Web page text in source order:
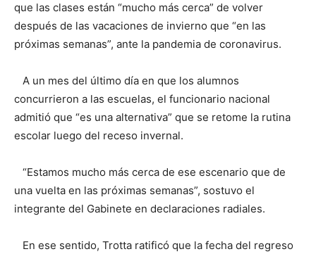
que las clases están “mucho más cerca” de volver
después de las vacaciones de invierno que “en las
próximas semanas”, ante la pandemia de coronavirus.
A un mes del último día en que los alumnos
concurrieron a las escuelas, el funcionario nacional
admitió que “es una alternativa” que se retome la rutina
escolar luego del receso invernal.
“Estamos mucho más cerca de ese escenario que de
una vuelta en las próximas semanas”, sostuvo el
integrante del Gabinete en declaraciones radiales.
En ese sentido, Trotta ratificó que la fecha del regreso